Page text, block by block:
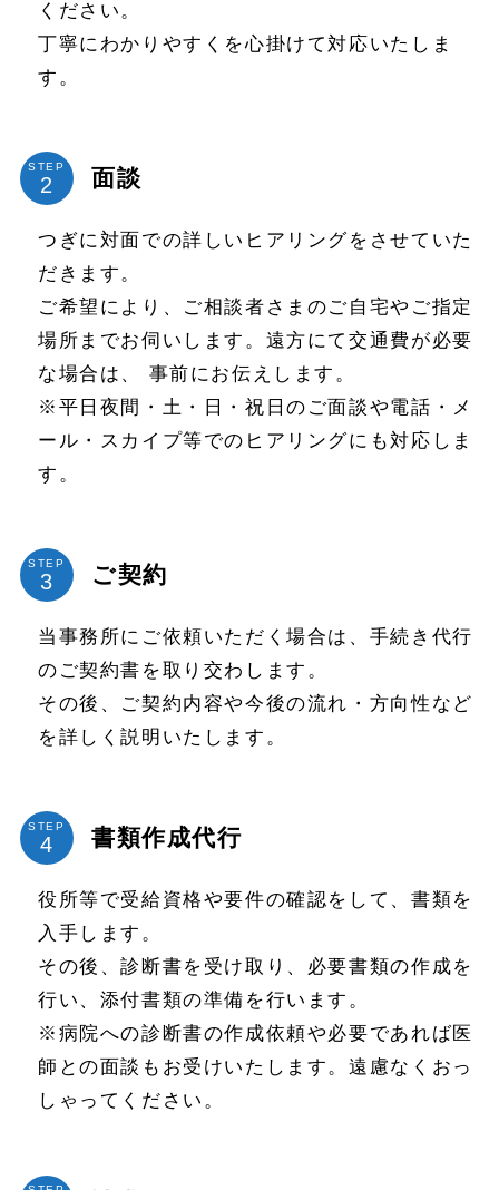
ください。
丁寧にわかりやすくを心掛けて対応いたしま
す。
STEP 面談
つぎに対面での詳しいヒアリングをさせていた
だきます。
ご希望により、ご相談者さまのご自宅やご指定
場所までお伺いします。遠方にて交通費が必要
な場合は、 事前にお伝えします。
※平日夜間・土・日・祝日のご面談や電話・メ
ール・スカイプ等でのヒアリングにも対応しま
す。
STEP ご契約
当事務所にご依頼いただく場合は、手続き代行
のご契約書を取り交わします。
その後、ご契約内容や今後の流れ・方向性など
を詳しく説明いたします。
STEP 書類作成代行
役所等で受給資格や要件の確認をして、書類を
入手します。
その後、診断書を受け取り、必要書類の作成を
行い、添付書類の準備を行います。
※病院への診断書の作成依頼や必要であれば医
師との面談もお受けいたします。遠慮なくおっ
しゃってください。